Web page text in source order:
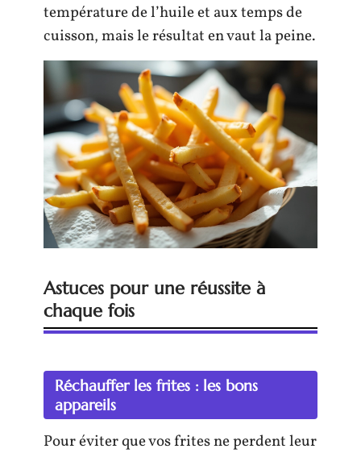
température de l’huile et aux temps de
cuisson, mais le résultat en vaut la peine.
Astuces pour une réussite à
chaque fois
Réchauffer les frites : les bons
appareils
Pour éviter que vos frites ne perdent leur